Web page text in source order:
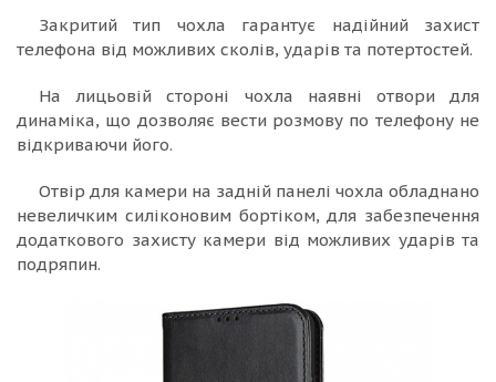
Закритий тип чохла гарантує надійний захист
телефона від можливих сколів, ударів та потертостей.
На лицьовій стороні чохла наявні отвори для
динаміка, що дозволяє вести розмову по телефону не
відкриваючи його.
Отвір для камери на задній панелі чохла обладнано
невеличким силіконовим бортіком, для забезпечення
додаткового захисту камери від можливих ударів та
подряпин.